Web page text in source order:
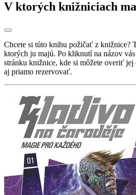
V ktorých knižniciach
Chcete si túto knihu požičať z knižnice?
ktorých ju majú. Po kliknutí na názov
stránku knižnice, kde si môžete overiť
aj priamo rezervovať.